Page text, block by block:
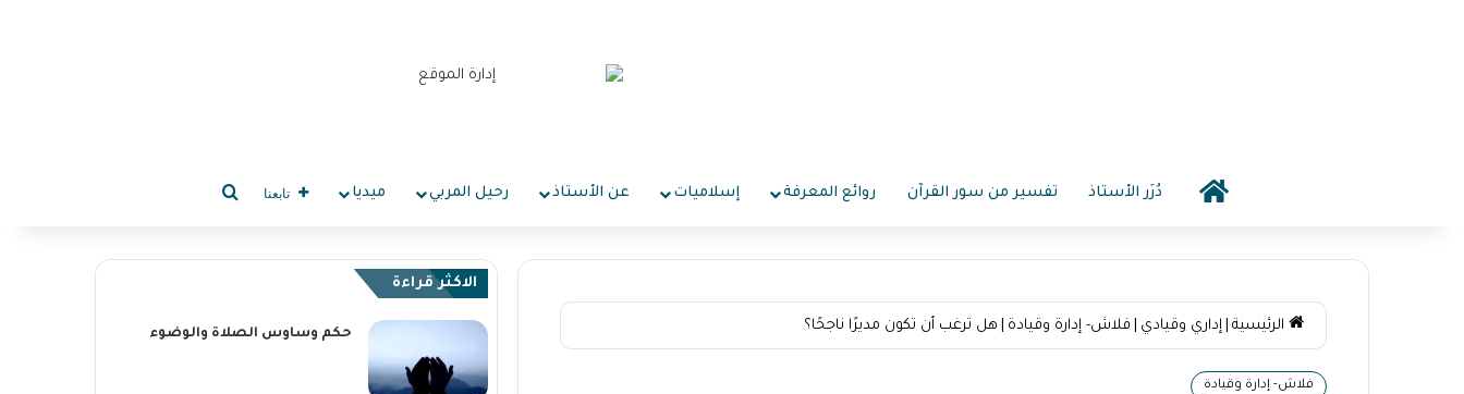
دُرَر الأستاذ تفسير من سور القرآن روائع المعرفة إسلاميات عن الأستاذ رحيل المربي ميديا تابعنا
الرئيسية إداري وقيادي فلاش- إدارة وقيادة هل ترغب أن تكون مديرًا ناجحًا؟
فلاش- إدارة وقيادة
الاكثر قراءة
حكم وساوس الصلاة والوضوء